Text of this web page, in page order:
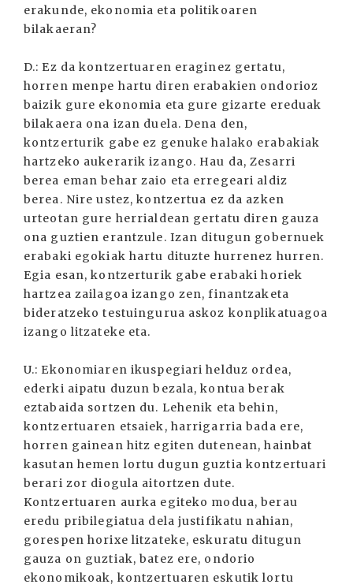
erakunde, ekonomia eta politikoaren
bilakaeran?
D.: Ez da kontzertuaren eraginez gertatu,
horren menpe hartu diren erabakien ondorioz
baizik gure ekonomia eta gure gizarte ereduak
bilakaera ona izan duela. Dena den,
kontzerturik gabe ez genuke halako erabakiak
hartzeko aukerarik izango. Hau da, Zesarri
berea eman behar zaio eta erregeari aldiz
berea. Nire ustez, kontzertua ez da azken
urteotan gure herrialdean gertatu diren gauza
ona guztien erantzule. Izan ditugun gobernuek
erabaki egokiak hartu dituzte hurrenez hurren.
Egia esan, kontzerturik gabe erabaki horiek
hartzea zailagoa izango zen, finantzaketa
bideratzeko testuingurua askoz konplikatuagoa
izango litzateke eta.
U.: Ekonomiaren ikuspegiari helduz ordea,
ederki aipatu duzun bezala, kontua berak
eztabaida sortzen du. Lehenik eta behin,
kontzertuaren etsaiek, harrigarria bada ere,
horren gainean hitz egiten dutenean, hainbat
kasutan hemen lortu dugun guztia kontzertuari
berari zor diogula aitortzen dute.
Kontzertuaren aurka egiteko modua, berau
eredu pribilegiatua dela justifikatu nahian,
gorespen horixe litzateke, eskuratu ditugun
gauza on guztiak, batez ere, ondorio
ekonomikoak, kontzertuaren eskutik lortu